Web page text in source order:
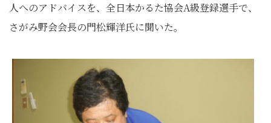
人へのアドバイスを、全日本かるた協会A級登録選手で、
さがみ野会会長の門松輝洋氏に聞いた。